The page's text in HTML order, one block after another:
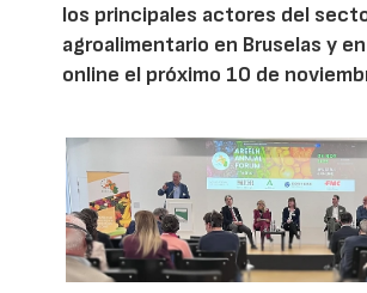
los principales actores del
agroalimentario en Bruselas y
online el próximo 10 de